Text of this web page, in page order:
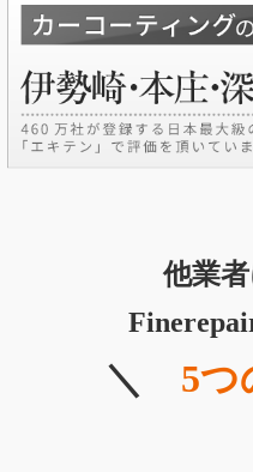
他業者
＼ 5